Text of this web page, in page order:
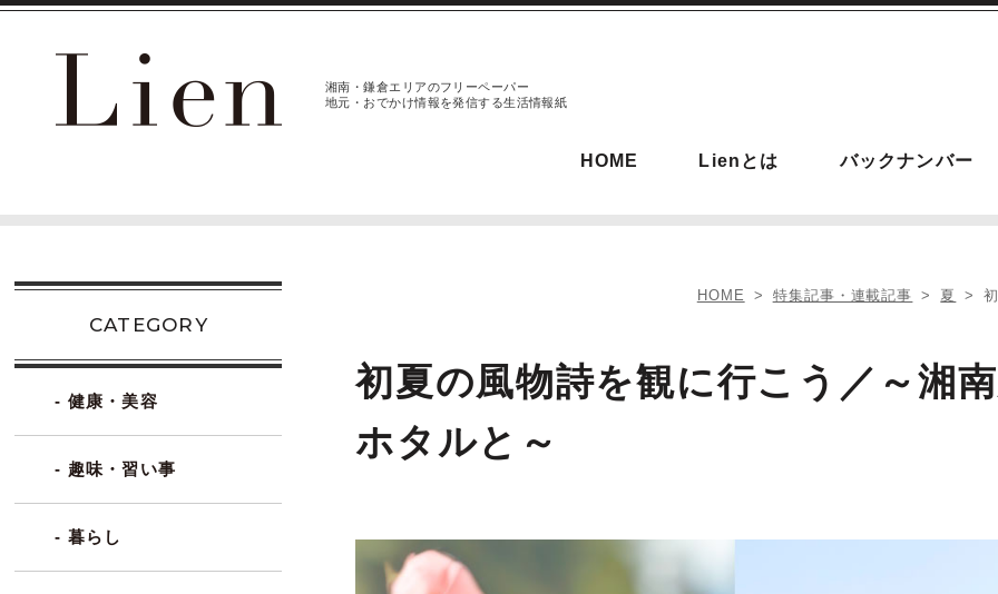
湘南・鎌倉エリアのフリーペーパー
地元・おでかけ情報を発信する生活情報紙
HOME Lienとは バックナンバー
CATEGORY
- 健康・美容
- 趣味・習い事
- 暮らし
HOME 特集記事・連載記事 夏
初夏の風物詩を観に行こう／～湘
ホタルと～